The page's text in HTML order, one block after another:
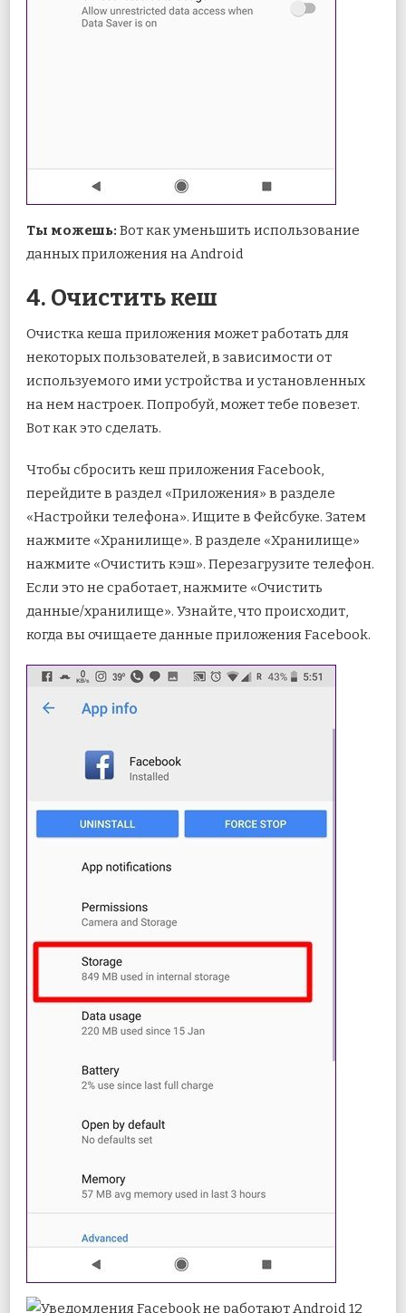
Ты можешь: Вот как уменьшить использование
данных приложения на Android
4. Очистить кеш
Очистка кеша приложения может работать для
некоторых пользователей, в зависимости от
используемого ими устройства и установленных
на нем настроек. Попробуй, может тебе повезет.
Вот как это сделать.
Чтобы сбросить кеш приложения Facebook,
перейдите в раздел «Приложения» в разделе
«Настройки телефона». Ищите в Фейсбуке. Затем
нажмите «Хранилище». В разделе «Хранилище»
нажмите «Очистить кэш». Перезагрузите телефон.
Если это не сработает, нажмите «Очистить
данные/хранилище». Узнайте, что происходит,
когда вы очищаете данные приложения Facebook.